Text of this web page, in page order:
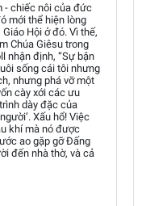
- chiếc nôi của đức
mới thể hiện lòng
Hội ở đó. Vì thế,
Chúa Giêsu trong
nhận định, “Sự bận
sống cái tôi nhưng
nhưng phá vỡ một
cày xới các ưu
dày đặc của
Xấu hổ! Việc
khí mà nó được
ao gặp gỡ Đấng
đến nhà thờ, và cả